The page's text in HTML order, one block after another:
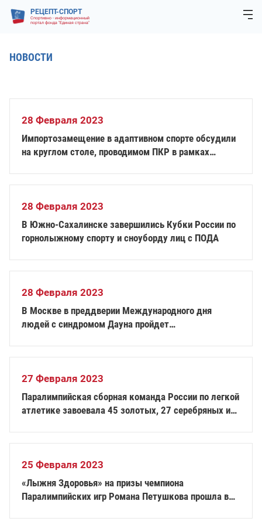
РЕЦЕПТ-СПОРТ
Спортивно - информационный
портал фонда "Единая страна"
НОВОСТИ
28 Февраля 2023
Импортозамещение в адаптивном спорте обсудили
на круглом столе, проводимом ПКР в рамках
28 Февраля 2023
В Южно-Сахалинске завершились Кубки России по
горнолыжному спорту и сноуборду лиц с ПОДА
28 Февраля 2023
В Москве в преддверии Международного дня
людей с синдромом Дауна пройдет
27 Февраля 2023
Паралимпийская сборная команда России по легкой
атлетике завоевала 45 золотых, 27 серебряных и
25 Февраля 2023
«Лыжня Здоровья» на призы чемпиона
Паралимпийских игр Романа Петушкова прошла в